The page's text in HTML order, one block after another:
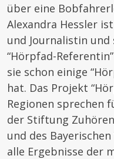
über eine
Alexandra Hessler
und Journalistin und
“Hörpfad-
sie schon einige
hat. Das Projekt
Regionen sprechen
der Stiftung
und des
alle Ergebnisse der